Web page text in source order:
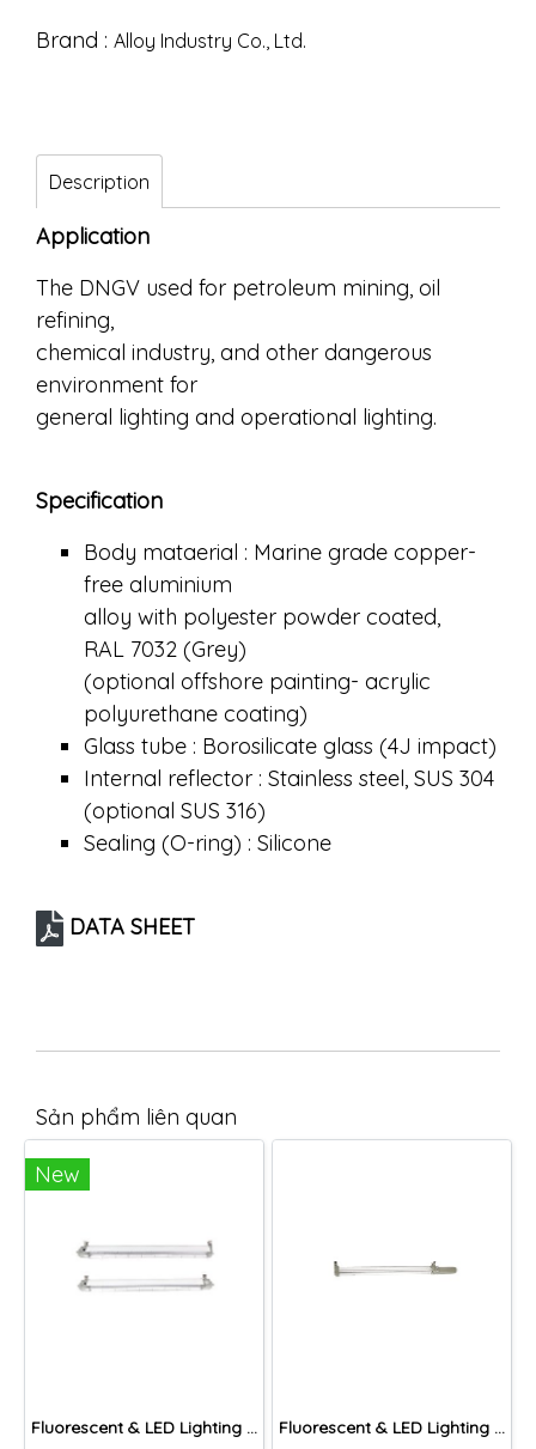
Brand : Alloy Industry Co., Ltd.
Description
Application
The DNGV used for petroleum mining, oil
refining,
chemical industry, and other dangerous
environment for
general lighting and operational lighting.
Specification
Body mataerial : Marine grade copper-
free aluminium
alloy with polyester powder coated,
RAL 7032 (Grey)
(optional offshore painting- acrylic
polyurethane coating)
Glass tube : Borosilicate glass (4J impact)
Internal reflector : Stainless steel, SUS 304
(optional SUS 316)
Sealing (O-ring) : Silicone
DATA SHEET
Sản phẩm liên quan
New
Fluorescent & LED Lighting Fixture, DFP1-S Series (Short end cap) Fluorescent & LED Lighting Fixture, DFP-C Series (Capsule end cap)